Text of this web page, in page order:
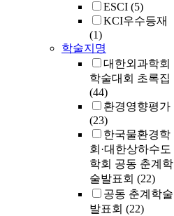
ESCI (5)
KCI우수등재
(1)
학술지명
대한외과학회
학술대회 초록집
(44)
환경영향평가
(23)
한국물환경학
회·대한상하수도
학회 공동 춘계학
술발표회 (22)
공동 춘계학술
발표회 (22)